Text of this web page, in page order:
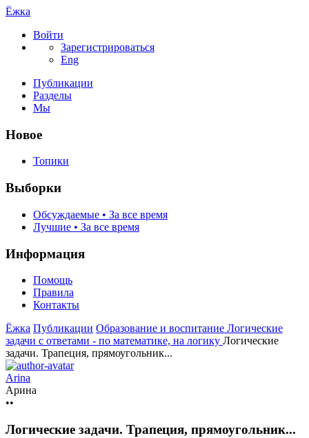
Ёжка
Войти
Зарегистрироваться
Eng
Публикации
Разделы
Мы
Новое
Топики
Выборки
Обсуждаемые • За все время
Лучшие • За все время
Информация
Помощь
Правила
Контакты
Ёжка Публикации Образование и воспитание Логические
задачи с ответами - по математике, на логику Логические
задачи. Трапеция, прямоугольник...
Arina
Арина
••
Логические задачи. Трапеция, прямоугольник...